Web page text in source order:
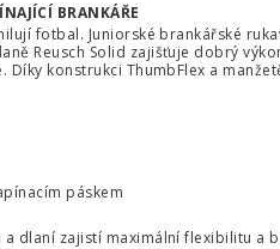
BRANKÁŘE
fotbal. Juniorské brankářské
Reusch Solid zajišťuje dobrý
konstrukci ThumbFlex a
páskem
dlaní zajistí maximální flexibilitu a